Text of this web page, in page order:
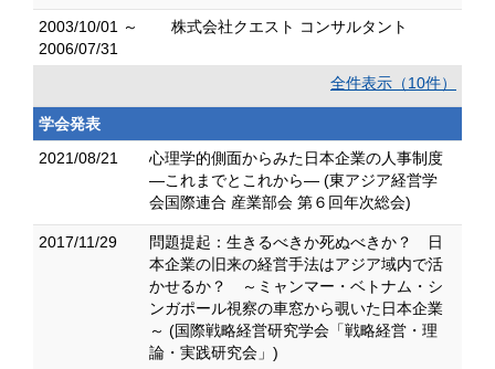
2003/10/01 ～
2006/07/31
株式会社クエスト コンサルタント
全件表示（10件）
学会発表
2021/08/21
心理学的側面からみた日本企業の人事制度
―これまでとこれから― (東アジア経営学
会国際連合 産業部会 第６回年次総会)
2017/11/29
問題提起：生きるべきか死ぬべきか？ 日
本企業の旧来の経営手法はアジア域内で活
かせるか？ ～ミャンマー・ベトナム・シ
ンガポール視察の車窓から覗いた日本企業
～ (国際戦略経営研究学会「戦略経営・理
論・実践研究会」)